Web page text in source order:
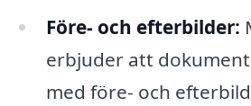
Före- och efterbilder:
erbjuder att
med före- och